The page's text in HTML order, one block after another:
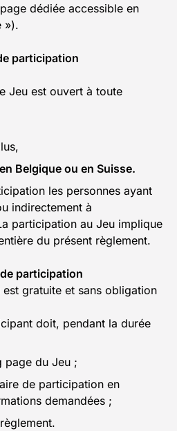
dédiée accessible en
»).
participation
Jeu est ouvert à toute
Belgique ou en Suisse.
les personnes ayant
indirectement à
participation au Jeu implique
du présent règlement.
participation
gratuite et sans obligation
doit, pendant la durée
page du Jeu ;
de participation en
demandées ;